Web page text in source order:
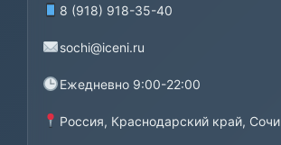
8 (918) 918-35-40
sochi@iceni.ru
Ежедневно 9:00-22:00
Россия, Краснодарский край, Сочи